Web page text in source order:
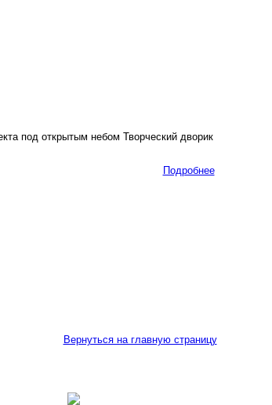
под открытым небом Творческий дворик
Подробнее
Вернуться на главную страницу